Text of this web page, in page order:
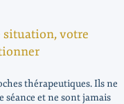
situation, votre
thérapeutiques. Ils ne
séance et ne sont jamais